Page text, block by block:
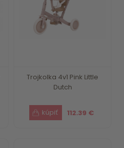
Trojkolka 4v1 Pink Little
Dutch
112.39 €